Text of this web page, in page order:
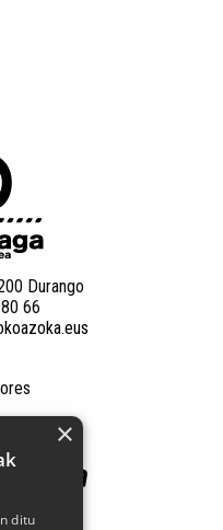
Durango
66
×
ditu